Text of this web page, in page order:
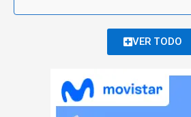
VER TODO